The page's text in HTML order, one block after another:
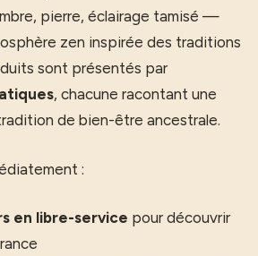
pierre, éclairage tamisé —
zen inspirée des traditions
sont présentés par
, chacune racontant une
de bien-être ancestrale.
:
en libre-service pour découvrir